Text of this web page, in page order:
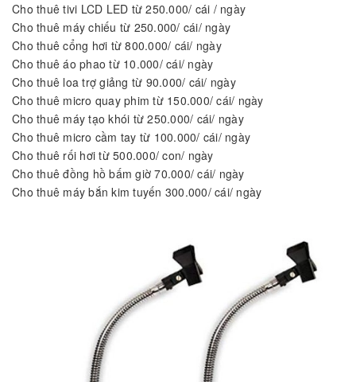
Cho thuê tivi LCD LED từ 250.000/ cái / ngày
Cho thuê máy chiếu từ 250.000/ cái/ ngày
Cho thuê cổng hơi từ 800.000/ cái/ ngày
Cho thuê áo phao từ 10.000/ cái/ ngày
Cho thuê loa trợ giảng từ 90.000/ cái/ ngày
Cho thuê micro quay phim từ 150.000/ cái/ ngày
Cho thuê máy tạo khói từ 250.000/ cái/ ngày
Cho thuê micro cầm tay từ 100.000/ cái/ ngày
Cho thuê rối hơi từ 500.000/ con/ ngày
Cho thuê đồng hồ bấm giờ 70.000/ cái/ ngày
Cho thuê máy bắn kim tuyến 300.000/ cái/ ngày